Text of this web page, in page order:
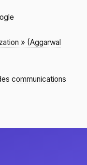
» (Aggarwal
communications